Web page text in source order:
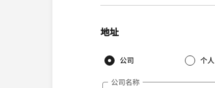
地址
公司 个人
公司名称